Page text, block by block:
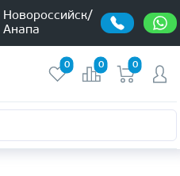
Новороссийск/
Анапа
0 0 0